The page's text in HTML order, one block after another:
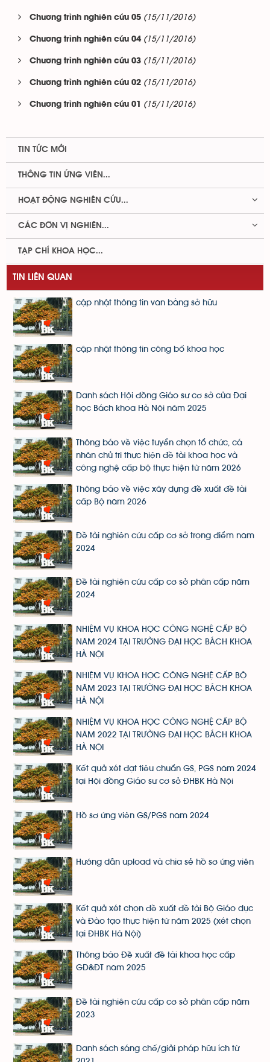
Chương trình nghiên cứu 05 (15/11/2016)
Chương trình nghiên cứu 04 (15/11/2016)
Chương trình nghiên cứu 03 (15/11/2016)
Chương trình nghiên cứu 02 (15/11/2016)
Chương trình nghiên cứu 01 (15/11/2016)
TIN TỨC MỚI
THÔNG TIN ỨNG VIÊN...
HOẠT ĐỘNG NGHIÊN CỨU...
CÁC ĐƠN VỊ NGHIÊN...
TẠP CHÍ KHOA HỌC...
TIN LIÊN QUAN
cập nhật thông tin văn bằng sở hữu
cập nhật thông tin công bố khoa học
Danh sách Hội đồng Giáo sư cơ sở của Đại
học Bách khoa Hà Nội năm 2025
Thông báo về việc tuyển chọn tổ chức, cá
nhân chủ trì thực hiện đề tài khoa học và
công nghệ cấp bộ thực hiện từ năm 2026
Thông báo về việc xây dựng đề xuất đề tài
cấp Bộ năm 2026
Đề tài nghiên cứu cấp cơ sở trọng điểm năm
2024
Đề tài nghiên cứu cấp cơ sở phân cấp năm
2024
NHIỆM VỤ KHOA HỌC CÔNG NGHỆ CẤP BỘ
NĂM 2024 TẠI TRƯỜNG ĐẠI HỌC BÁCH KHOA
HÀ NỘI
NHIỆM VỤ KHOA HỌC CÔNG NGHỆ CẤP BỘ
NĂM 2023 TẠI TRƯỜNG ĐẠI HỌC BÁCH KHOA
HÀ NỘI
NHIỆM VỤ KHOA HỌC CÔNG NGHỆ CẤP BỘ
NĂM 2022 TẠI TRƯỜNG ĐẠI HỌC BÁCH KHOA
HÀ NỘI
Kết quả xét đạt tiêu chuẩn GS, PGS năm 2024
tại Hội đồng Giáo sư cơ sở ĐHBK Hà Nội
Hồ sơ ứng viên GS/PGS năm 2024
Hướng dẫn upload và chia sẻ hồ sơ ứng viên
Kết quả xét chọn đề xuất đề tài Bộ Giáo dục
và Đào tạo thực hiện từ năm 2025 (xét chọn
tại ĐHBK Hà Nội)
Thông báo Đề xuất đề tài khoa học cấp
GD&ĐT năm 2025
Đề tài nghiên cứu cấp cơ sở phân cấp năm
2023
Danh sách sáng chế/giải pháp hữu ích từ